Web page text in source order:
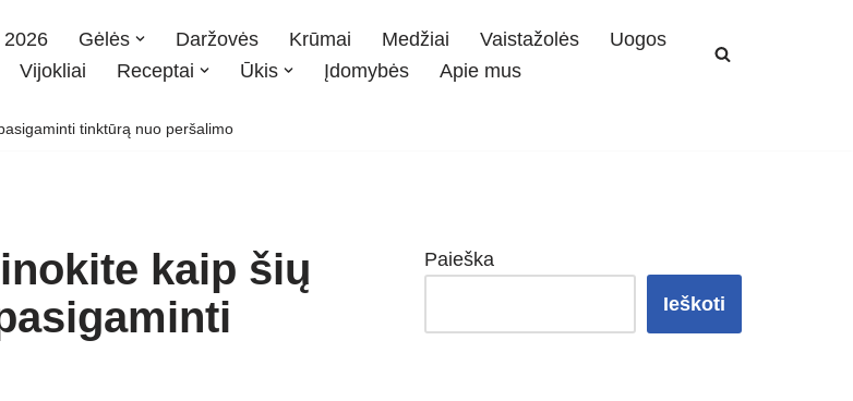
2026 Gėlės Daržovės Krūmai Medžiai Vaistažolės
Uogos
Vijokliai Receptai Ūkis Įdomybės Apie mus
tinktūrą nuo peršalimo
kaip šių
Paieška
Ieškoti